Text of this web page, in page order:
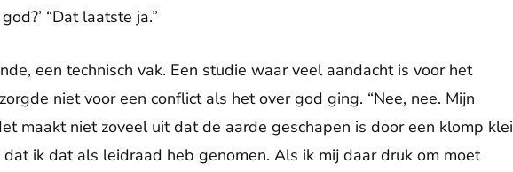
“Dat laatste ja.”
een technisch vak. Een studie waar veel aandacht is voor het
niet voor een conflict als het over god ging. “Nee, nee. Mijn
maakt niet zoveel uit dat de aarde geschapen is door een klomp klei
ik dat als leidraad heb genomen. Als ik mij daar druk om moet